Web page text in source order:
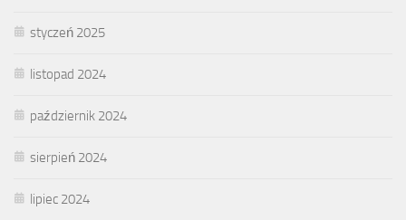
styczeń 2025
listopad 2024
październik 2024
sierpień 2024
lipiec 2024